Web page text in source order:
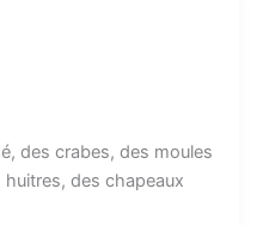
des crabes, des moules
des chapeaux